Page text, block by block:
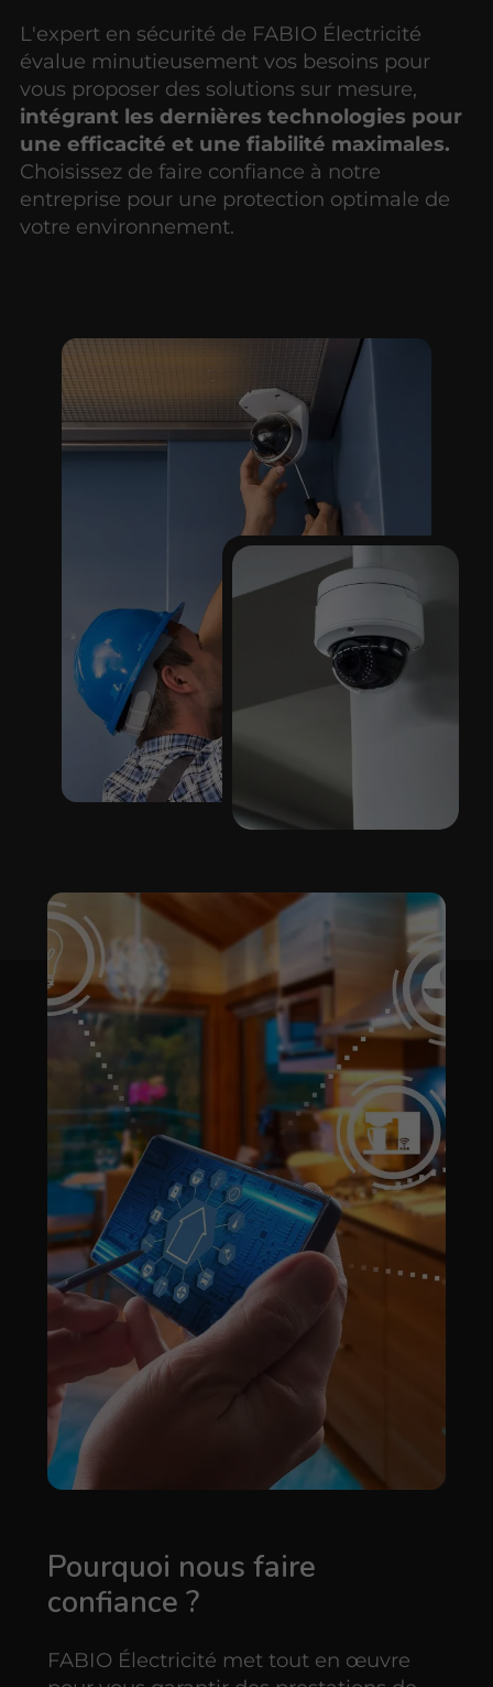
L'expert en sécurité de FABIO Électricité
évalue minutieusement vos besoins pour
vous proposer des solutions sur mesure,
intégrant les dernières technologies pour
une efficacité et une fiabilité maximales.
Choisissez de faire confiance à notre
entreprise pour une protection optimale de
votre environnement.
Pourquoi nous faire
confiance ?
FABIO Électricité met tout en œuvre